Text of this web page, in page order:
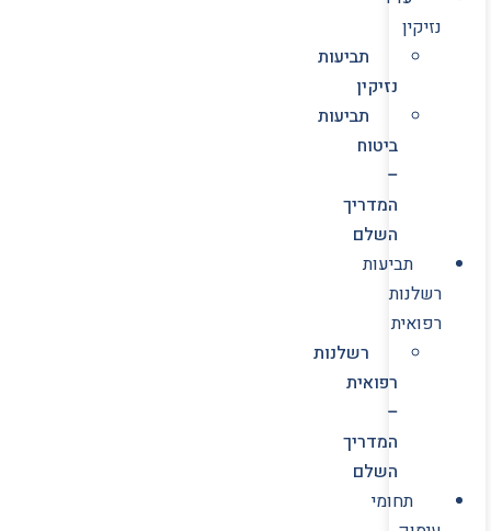
נזיקין
תביעות
נזיקין
תביעות
ביטוח
–
המדריך
השלם
תביעות
רשלנות
רפואית
רשלנות
רפואית
–
המדריך
השלם
תחומי